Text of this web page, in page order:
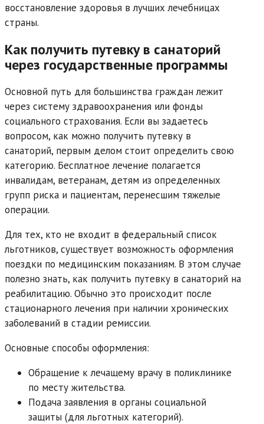
восстановление здоровья в лучших лечебницах
страны.
Как получить путевку в санаторий
через государственные программы
Основной путь для большинства граждан лежит
через систему здравоохранения или фонды
социального страхования. Если вы задаетесь
вопросом, как можно получить путевку в
санаторий, первым делом стоит определить свою
категорию. Бесплатное лечение полагается
инвалидам, ветеранам, детям из определенных
групп риска и пациентам, перенесшим тяжелые
операции.
Для тех, кто не входит в федеральный список
льготников, существует возможность оформления
поездки по медицинским показаниям. В этом случае
полезно знать, как получить путевку в санаторий на
реабилитацию. Обычно это происходит после
стационарного лечения при наличии хронических
заболеваний в стадии ремиссии.
Основные способы оформления:
Обращение к лечащему врачу в поликлинике
по месту жительства.
Подача заявления в органы социальной
защиты (для льготных категорий).